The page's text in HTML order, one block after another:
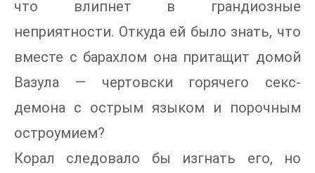
что влипнет в грандиозные
неприятности. Откуда ей было знать, что
вместе с барахлом она притащит домой
Вазула — чертовски горячего секс-
демона с острым языком и порочным
остроумием?
Корал следовало бы изгнать его, но